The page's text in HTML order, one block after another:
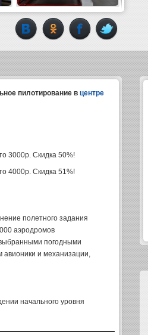
пилотирование в центре
3000р. Скидка 50%!
4000р. Скидка 51%!
полетного задания
аэродромов
погодными
авионики и механизации,
начального уровня